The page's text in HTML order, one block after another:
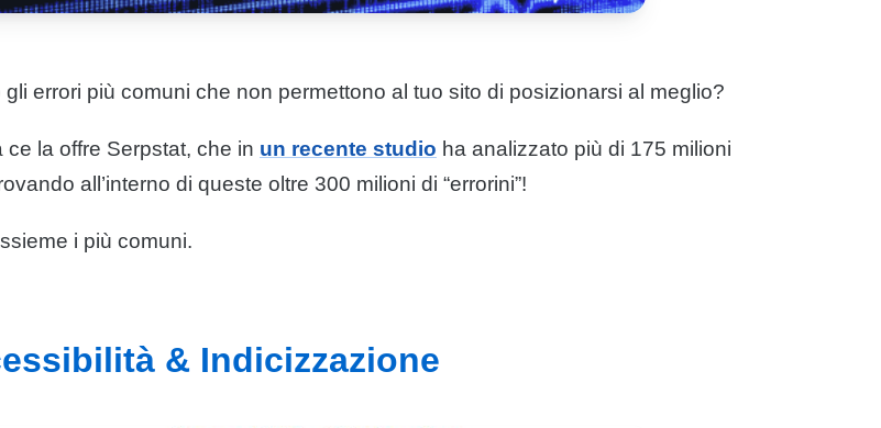
gli errori più comuni che non permettono al tuo sito di posizionarsi al meglio?
ce la offre Serpstat, che in un recente studio ha analizzato più di 175 milioni
all’interno di queste oltre 300 milioni di “errorini”!
i più comuni.
& Indicizzazione